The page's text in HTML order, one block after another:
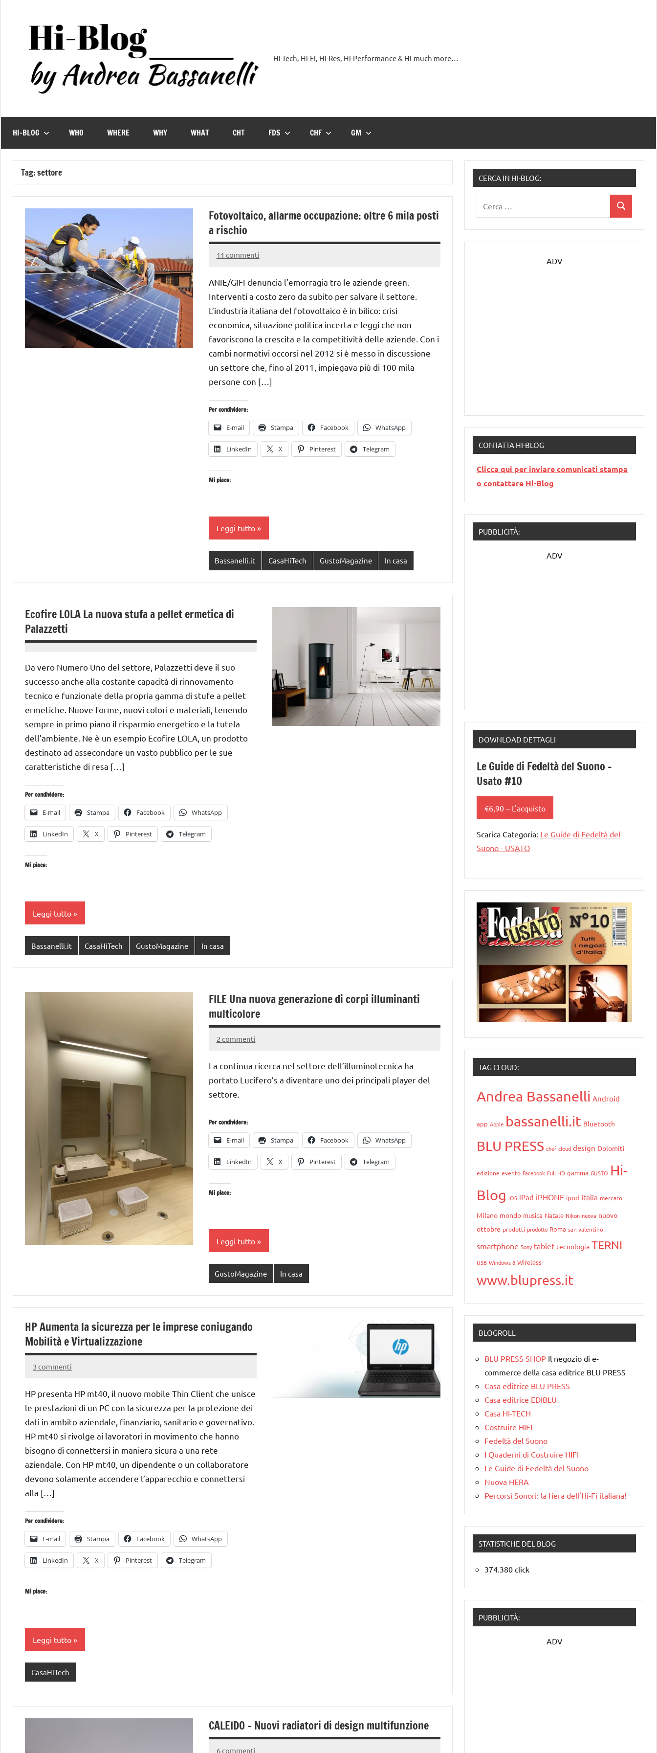
Hi-
by
Andrea
Bassanelli
Hi-Tech, Hi-Fi, Hi-Res, Hi-Performance & Hi-much more…
HI-BLOG WHO WHERE WHY WHAT CHT FDS CHF GM
Tag:settore
Fotovoltaico, allarme occupazione: oltre 6 mila posti
a rischio
13
2016
Andrea
11 commenti
ANIE/GIFI denuncia l’emorragia tra le aziende green.
Interventi a costo zero da subito per salvare il settore.
L’industria italiana del fotovoltaico è in bilico: crisi
economica, situazione politica incerta e leggi che non
favoriscono la crescita e la competitività delle aziende. Con i
cambi normativi occorsi nel 2012 si è messo in discussione
un settore che, fino al 2011, impiegava più di 100 mila
persone con […]
Per condividere:
E-mail Stampa Facebook WhatsApp
LinkedIn X Pinterest Telegram
Mi piace:
Leggi tutto
Bassanelli.it CasaHiTech GustoMagazine In casa
Ecofire LOLA La nuova stufa a pellet ermetica di
Palazzetti
Ottobre
2016
Bassanelli
Da vero Numero Uno del settore, Palazzetti deve il suo
successo anche alla costante capacità di rinnovamento
tecnico e funzionale della propria gamma di stufe a pellet
ermetiche. Nuove forme, nuovi colori e materiali, tenendo
sempre in primo piano il risparmio energetico e la tutela
dell’ambiente. Ne è un esempio Ecofire LOLA, un prodotto
destinato ad assecondare un vasto pubblico per le sue
caratteristiche di resa […]
Per condividere:
E-mail Stampa Facebook WhatsApp
LinkedIn X Pinterest Telegram
Mi piace:
Leggi tutto
Bassanelli.it CasaHiTech GustoMagazine In casa
FILE Una nuova generazione di corpi illuminanti
multicolore
18
2016
Andrea
2 commenti
La continua ricerca nel settore dell’illuminotecnica ha
portato Lucifero’s a diventare uno dei principali player del
settore.
Per condividere:
E-mail Stampa Facebook WhatsApp
LinkedIn X Pinterest Telegram
Mi piace:
Leggi tutto
GustoMagazine In casa
HP Aumenta la sicurezza per le imprese coniugando
Mobilità e Virtualizzazione
14
2016
Andrea
3 commenti
HP presenta HP mt40, il nuovo mobile Thin Client che unisce
le prestazioni di un PC con la sicurezza per la protezione dei
dati in ambito aziendale, finanziario, sanitario e governativo.
HP mt40 si rivolge ai lavoratori in movimento che hanno
bisogno di connettersi in maniera sicura a una rete
aziendale. Con HP mt40, un dipendente o un collaboratore
devono solamente accendere l’apparecchio e connettersi
alla […]
Per condividere:
E-mail Stampa Facebook WhatsApp
LinkedIn X Pinterest Telegram
Mi piace:
Leggi tutto
CasaHiTech
CALEIDO – Nuovi radiatori di design multifunzione
6 commenti
CERCA IN HI-BLOG:
Cerca
ADV
CONTATTA HI-BLOG
Clicca qui per inviare comunicati stampa
o contattare Hi-Blog
PUBBLICITÀ:
ADV
DOWNLOAD DETTAGLI
Le Guide di Fedeltà del Suono –
Usato #10
€6,90 – L'acquisto
Scarica Categoria: Le Guide di Fedeltà del
Suono - USATO
TAG CLOUD:
Andrea Bassanelli Android
app Apple bassanelli.it Bluetooth
BLU PRESS chef cloud design Dolomiti
edizione evento Facebook Full HD gamma GUSTO Hi-
Blog iOS iPad iPHONE ipod Italia mercato
Milano mondo musica Natale Nikon nuova nuovo
ottobre prodotti prodotto Roma san valentino
smartphone Sony tablet tecnologia TERNI
USB Windows 8 Wireless
www.blupress.it
BLOGROLL
BLU PRESS SHOP Il negozio di e-
commerce della casa editrice BLU PRESS
Casa editrice BLU PRESS
Casa editrice EDIBLU
Casa HI-TECH
Costruire HIFI
Fedeltà del Suono
I Quaderni di Costruire HIFI
Le Guide di Fedeltà del Suono
Nuova HERA
Percorsi Sonori: la fiera dell'Hi-Fi italiana!
STATISTICHE DEL BLOG
374.380 click
PUBBLICITÀ:
ADV